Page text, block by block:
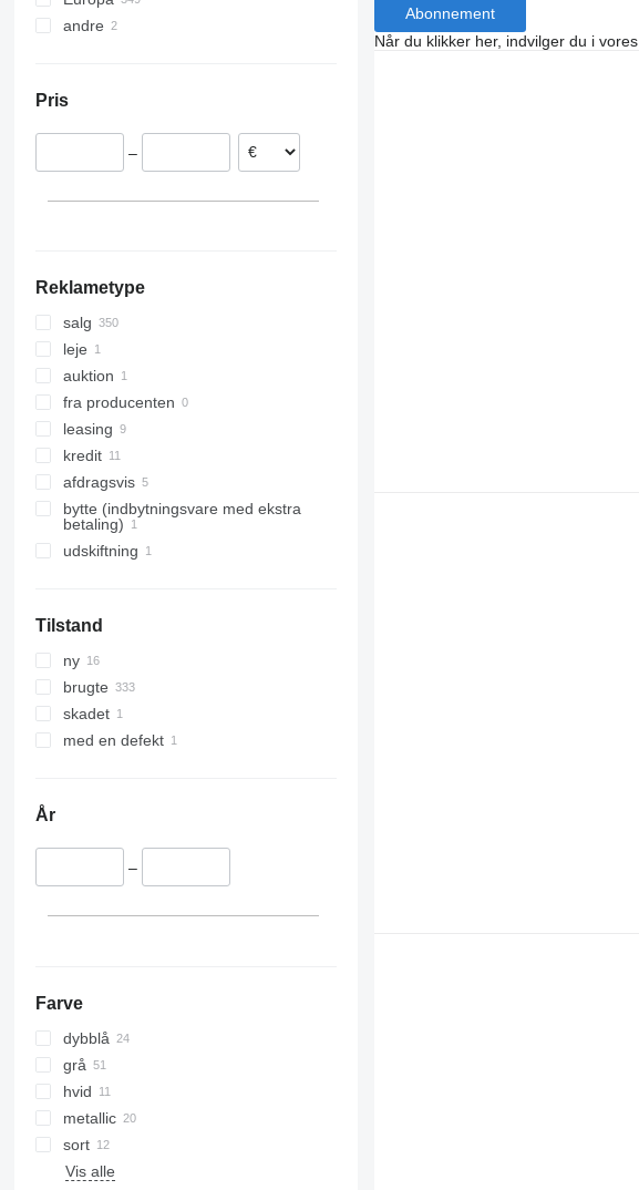
Tyskland
Polen
Estland
andre
Pris
–
Reklametype
salg
leje
auktion
fra producenten
leasing
kredit
afdragsvis
bytte (indbytningsvare med ekstra
betaling)
udskiftning
Tilstand
ny
brugte
skadet
med en defekt
År
–
Farve
dybblå
grå
hvid
metallic
sort
Vis alle
Abonnement
Når du klikker her, indvilger du i vores